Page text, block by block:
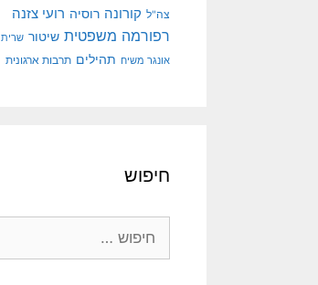
צה"ל קורונה רוסיה רועי צזנה
רפורמה משפטית שיטור שרית
אונגר משיח תהילים תרבות ארגונית
חיפוש